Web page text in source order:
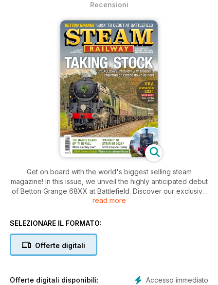
Recensioni
Get on board with the world's biggest selling steam
magazine! In this issue, we unveil the highly anticipated debut
of Betton Grange 68XX at Battlefield. Discover our exclusive
interview with Bluebells chairman on fleet reduction and
Excitingly, Patriot is set to steam in 2027! Also, don't miss our
read more
SELEZIONARE IL FORMATO:
Offerte digitali
Accesso immediato
Offerte digitali disponibili: